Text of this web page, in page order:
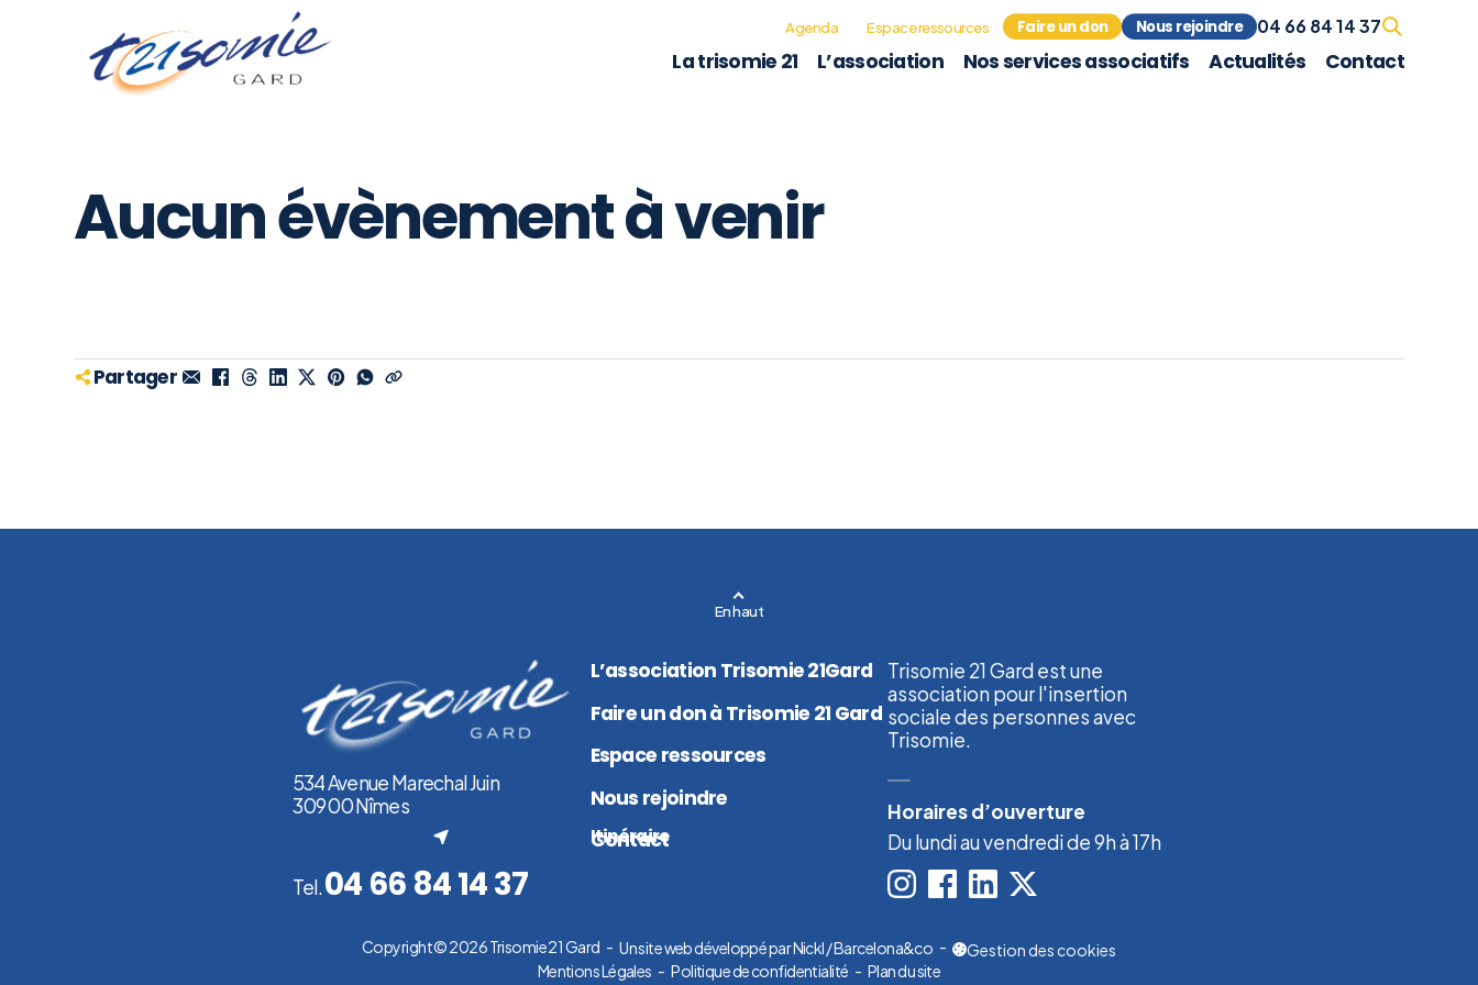
La trisomie 21 L’association Nos services associatifs Actualités Contact
Agenda Espace ressources Faire un don Nous rejoindre 04 66 84 14 37
Aucun évènement à venir
Partager
En haut
534 Avenue Marechal Juin
30900 Nîmes
Itinéraire
Tel.04 66 84 14 37
L’association Trisomie 21Gard
Faire un don à Trisomie 21 Gard
Espace ressources
Nous rejoindre
Contact
Trisomie 21 Gard est une
association pour l'insertion
sociale des personnes avec
Trisomie.
Horaires d’ouverture
Du lundi au vendredi de 9h à 17h
Copyright © 2026 Trisomie 21 Gard Un site web développé par Nickl / Barcelona&co
(nouvel onglet)
Gestion des cookies
Mentions Légales
Politique de confidentialité Plan du site